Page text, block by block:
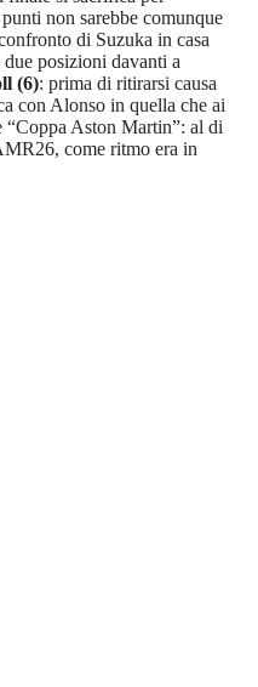
non sarebbe comunque
di Suzuka in casa
due posizioni davanti a
(6): prima di ritirarsi causa
con Alonso in quella che ai
“Coppa Aston Martin”: al di
come ritmo era in